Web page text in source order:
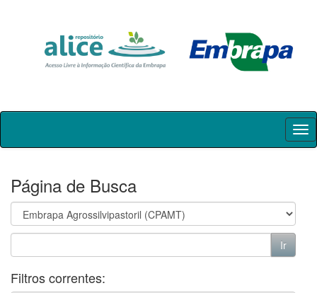
Skip
Página de Busca
Filtros correntes: